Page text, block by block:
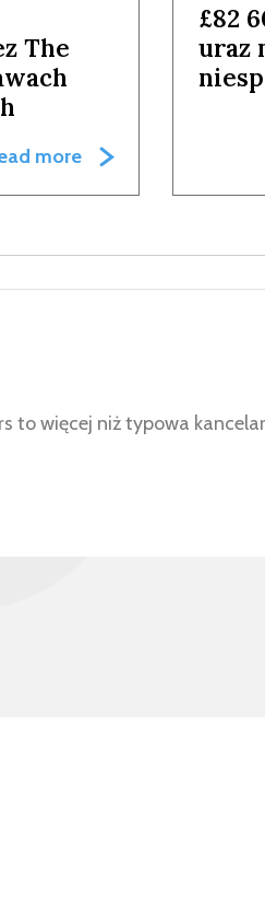
The
more
£82
uraz
to więcej niż typowa